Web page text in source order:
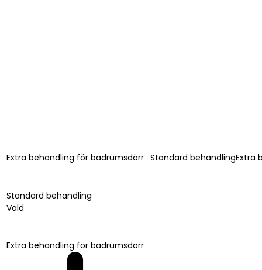
Extra behandling för badrumsdörr Standard behandlingExtra
Standard behandling
Vald
Extra behandling för badrumsdörr